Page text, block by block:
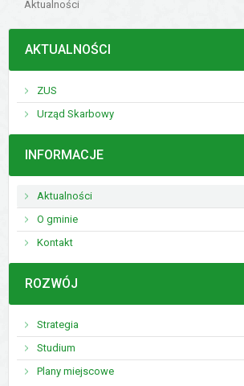
Aktualności
MENU
AKTUALNOŚCI
ZUS
Urząd Skarbowy
MENU
INFORMACJE
Aktualności
O gminie
Kontakt
MENU
ROZWÓJ
Strategia
Studium
Plany miejscowe